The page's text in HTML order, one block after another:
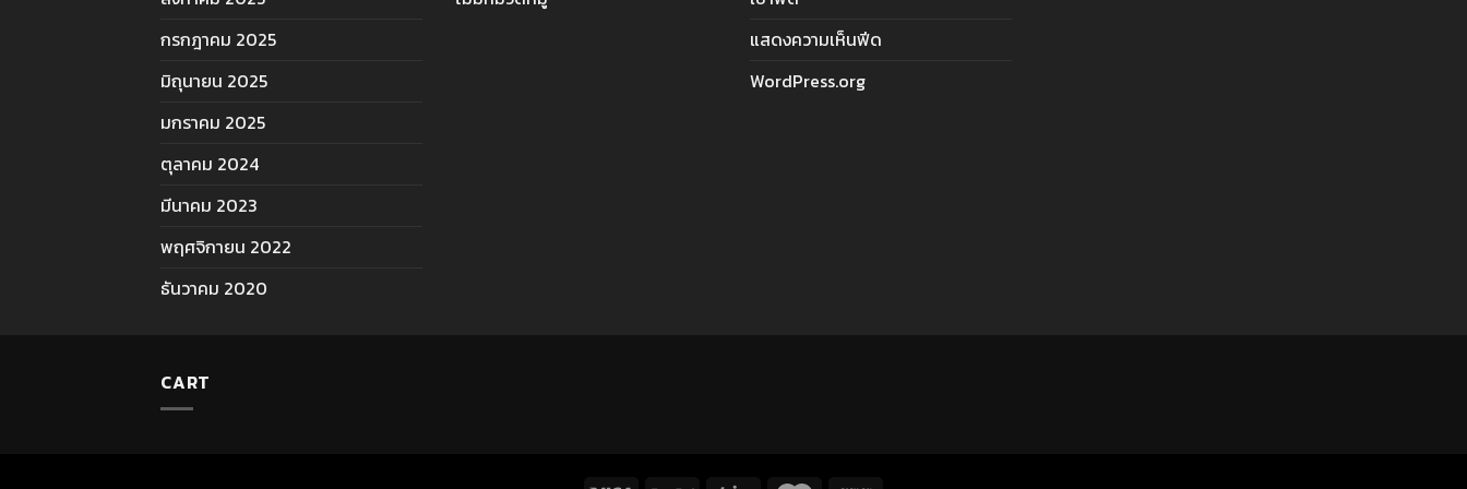
กรกฎาคม 2025
มิถุนายน 2025
มกราคม 2025
ตุลาคม 2024
มีนาคม 2023
พฤศจิกายน 2022
ธันวาคม 2020
แสดงความเห็นฟีด
WordPress.org
CART